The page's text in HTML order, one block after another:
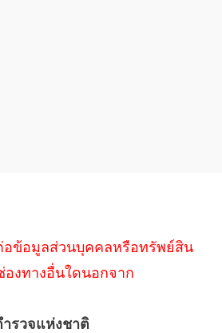
อข้อมูลส่วนบุคคลหรือทรัพย์สิน
องทางอื่นใดนอกจาก
ำรวจแห่งชาติ